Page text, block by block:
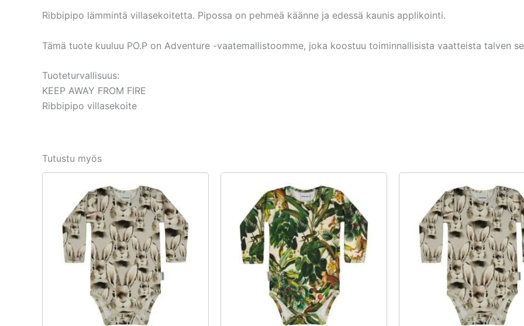
Ribbipipo lämmintä villasekoitetta. Pipossa on pehmeä käänne ja edessä kaunis applikointi.
Tämä tuote kuuluu PO.P on Adventure -vaatemallistoomme, joka koostuu toiminnallisista vaatteista talven
Tuoteturvallisuus:
KEEP AWAY FROM FIRE
Ribbipipo villasekoite
Tutustu myös